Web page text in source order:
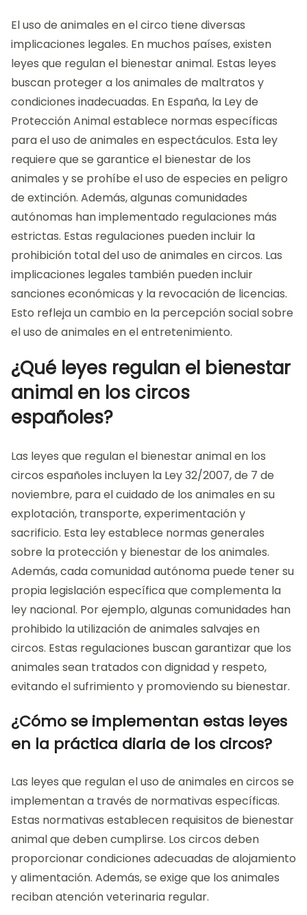
El uso de animales en el circo tiene diversas
implicaciones legales. En muchos países, existen
leyes que regulan el bienestar animal. Estas leyes
buscan proteger a los animales de maltratos y
condiciones inadecuadas. En España, la Ley de
Protección Animal establece normas específicas
para el uso de animales en espectáculos. Esta ley
requiere que se garantice el bienestar de los
animales y se prohíbe el uso de especies en peligro
de extinción. Además, algunas comunidades
autónomas han implementado regulaciones más
estrictas. Estas regulaciones pueden incluir la
prohibición total del uso de animales en circos. Las
implicaciones legales también pueden incluir
sanciones económicas y la revocación de licencias.
Esto refleja un cambio en la percepción social sobre
el uso de animales en el entretenimiento.
¿Qué leyes regulan el bienestar
animal en los circos
españoles?
Las leyes que regulan el bienestar animal en los
circos españoles incluyen la Ley 32/2007, de 7 de
noviembre, para el cuidado de los animales en su
explotación, transporte, experimentación y
sacrificio. Esta ley establece normas generales
sobre la protección y bienestar de los animales.
Además, cada comunidad autónoma puede tener su
propia legislación específica que complementa la
ley nacional. Por ejemplo, algunas comunidades han
prohibido la utilización de animales salvajes en
circos. Estas regulaciones buscan garantizar que los
animales sean tratados con dignidad y respeto,
evitando el sufrimiento y promoviendo su bienestar.
¿Cómo se implementan estas leyes
en la práctica diaria de los circos?
Las leyes que regulan el uso de animales en circos se
implementan a través de normativas específicas.
Estas normativas establecen requisitos de bienestar
animal que deben cumplirse. Los circos deben
proporcionar condiciones adecuadas de alojamiento
y alimentación. Además, se exige que los animales
reciban atención veterinaria regular.